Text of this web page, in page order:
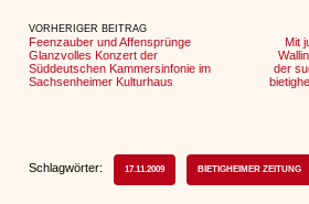
VORHERIGER BEITRAG
Feenzauber und Affensprünge
Glanzvolles Konzert der
Süddeutschen Kammersinfonie im
Sachsenheimer Kulturhaus
Mit
der
Schlagwörter: 17.11.2009 BIETIGHEIMER ZEITUNG